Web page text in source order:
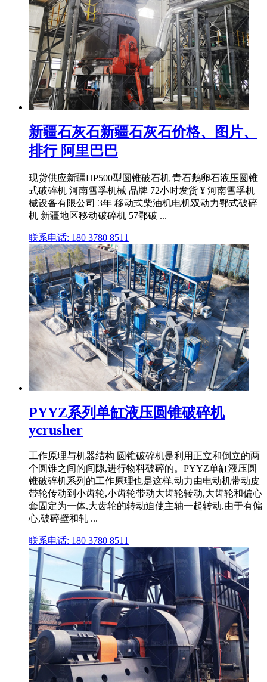
新疆石灰石新疆石灰石价格、图片、
排行 阿里巴巴
现货供应新疆HP500型圆锥破石机 青石鹅卵石液压圆锥
式破碎机 河南雪孚机械 品牌 72小时发货 ¥ 河南雪孚机
械设备有限公司 3年 移动式柴油机电机双动力鄂式破碎
机 新疆地区移动破碎机 57鄂破 ...
联系电话: 180 3780 8511
PYYZ系列单缸液压圆锥破碎机
ycrusher
工作原理与机器结构 圆锥破碎机是利用正立和倒立的两
个圆锥之间的间隙,进行物料破碎的。PYYZ单缸液压圆
锥破碎机系列的工作原理也是这样,动力由电动机带动皮
带轮传动到小齿轮,小齿轮带动大齿轮转动,大齿轮和偏心
套固定为一体,大齿轮的转动迫使主轴一起转动,由于有偏
心,破碎壁和轧 ...
联系电话: 180 3780 8511